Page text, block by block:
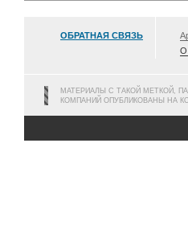
ОБРАТНАЯ СВЯЗЬ
О
МАТЕРИАЛЫ С ТАКОЙ МЕТКОЙ,
КОМПАНИЙ ОПУБЛИКОВАНЫ НА